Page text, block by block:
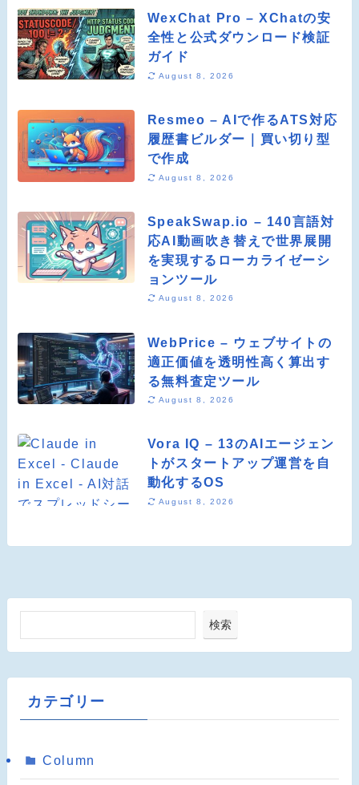
WexChat Pro – XChatの安
全性と公式ダウンロード検証
ガイド
August 8, 2026
Resmeo – AIで作るATS対応
履歴書ビルダー｜買い切り型
で作成
August 8, 2026
SpeakSwap.io – 140言語対
応AI動画吹き替えで世界展開
を実現するローカライゼーシ
ョンツール
August 8, 2026
WebPrice – ウェブサイトの
適正価値を透明性高く算出す
る無料査定ツール
August 8, 2026
Vora IQ – 13のAIエージェン
トがスタートアップ運営を自
動化するOS
August 8, 2026
検索
カテゴリー
Column